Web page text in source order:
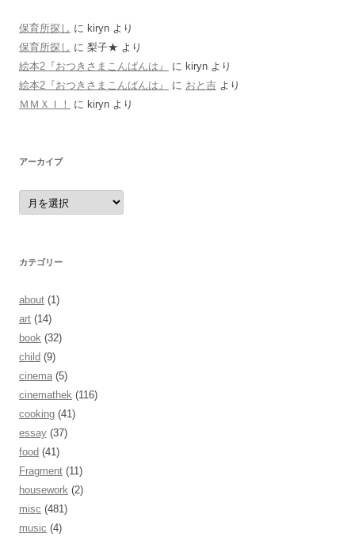
保育所探し に kiryn より
保育所探し に 梨子★ より
絵本2『おつきさまこんばんは』
に kiryn より
絵本2『おつきさまこんばんは』
に おと吉 より
ＭＭＸＩ！
に kiryn より
アーカイブ
ア
ー
カ
カテゴリー
about (1)
art (14)
book (32)
child (9)
cinema (5)
cinemathek (116)
cooking (41)
essay (37)
food (41)
Fragment (11)
housework (2)
misc (481)
music (4)